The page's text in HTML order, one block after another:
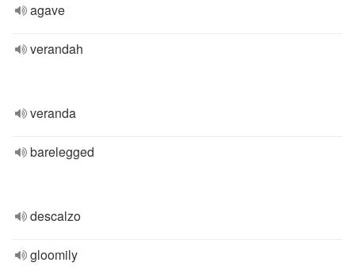
agave
verandah
veranda
barelegged
descalzo
gloomily